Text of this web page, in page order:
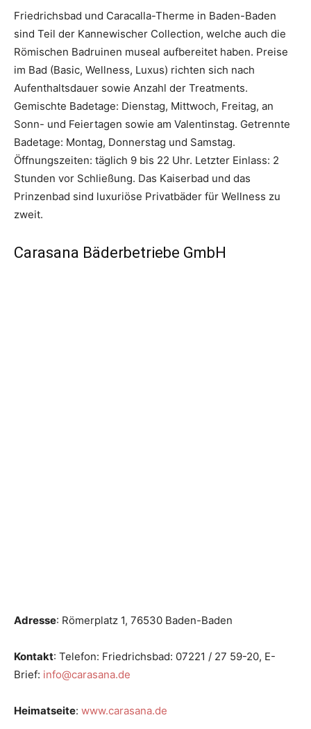
Friedrichsbad und Caracalla-Therme in Baden-Baden
sind Teil der Kannewischer Collection, welche auch die
Römischen Badruinen museal aufbereitet haben. Preise
im Bad (Basic, Wellness, Luxus) richten sich nach
Aufenthaltsdauer sowie Anzahl der Treatments.
Gemischte Badetage: Dienstag, Mittwoch, Freitag, an
Sonn- und Feiertagen sowie am Valentinstag. Getrennte
Badetage: Montag, Donnerstag und Samstag.
Öffnungszeiten: täglich 9 bis 22 Uhr. Letzter Einlass: 2
Stunden vor Schließung. Das Kaiserbad und das
Prinzenbad sind luxuriöse Privatbäder für Wellness zu
zweit.
Carasana Bäderbetriebe GmbH
Adresse: Römerplatz 1, 76530 Baden-Baden
Kontakt: Telefon: Friedrichsbad: 07221 / 27 59-20, E-
Brief: info@carasana.de
Heimatseite: www.carasana.de